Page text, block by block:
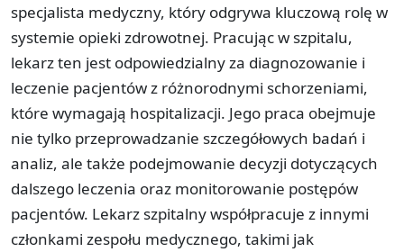
specjalista medyczny, który odgrywa kluczową rolę w
systemie opieki zdrowotnej. Pracując w szpitalu,
lekarz ten jest odpowiedzialny za diagnozowanie i
leczenie pacjentów z różnorodnymi schorzeniami,
które wymagają hospitalizacji. Jego praca obejmuje
nie tylko przeprowadzanie szczegółowych badań i
analiz, ale także podejmowanie decyzji dotyczących
dalszego leczenia oraz monitorowanie postępów
pacjentów. Lekarz szpitalny współpracuje z innymi
członkami zespołu medycznego, takimi jak